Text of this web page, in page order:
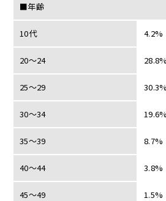
■年齢
10代 4.2%
20～24 28.8%
25～29 30.3%
30～34 19.6%
35～39 8.7%
40～44 3.8%
45～49 1.5%